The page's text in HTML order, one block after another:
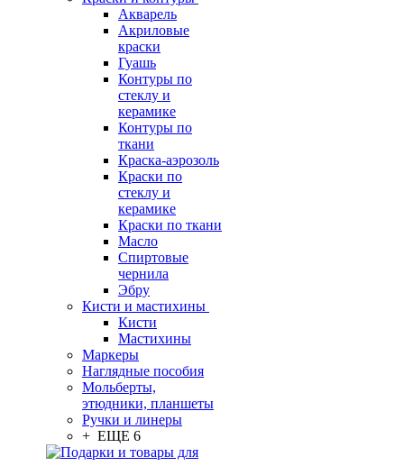
Акварель
Акриловые
краски
Гуашь
Контуры по
стеклу и
керамике
Контуры по
ткани
Краска-аэрозоль
Краски по
стеклу и
керамике
Краски по ткани
Масло
Спиртовые
чернила
Эбру
Кисти и мастихины
Кисти
Мастихины
Маркеры
Наглядные пособия
Мольберты,
этюдники, планшеты
Ручки и линеры
+ ЕЩЕ 6